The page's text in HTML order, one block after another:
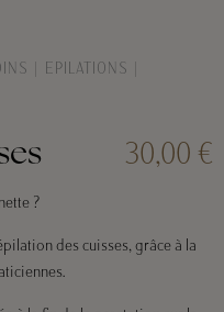
EPILATIONS
30,00 €
?
des cuisses, grâce à la